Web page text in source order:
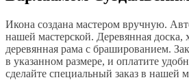
Икона создана мастером вручную.
нашей мастерской. Деревянная доска,
деревянная рама с брашированием.
в указанном размере, и оплатите
сделайте специальный заказ в нашей